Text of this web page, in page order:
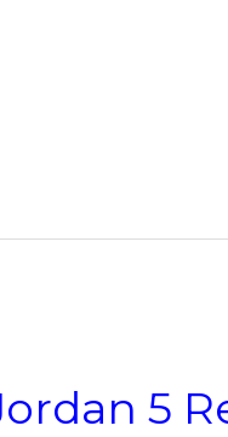
5